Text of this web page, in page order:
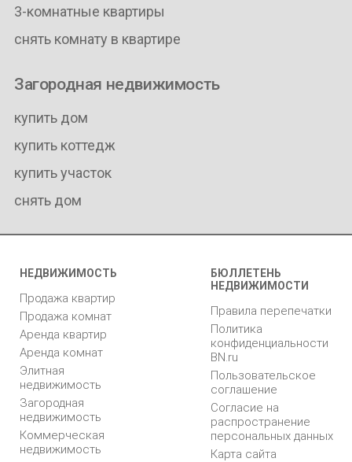
3-комнатные квартиры
снять комнату в квартире
Загородная недвижимость
купить дом
купить коттедж
купить участок
снять дом
НЕДВИЖИМОСТЬ
Продажа квартир
Продажа комнат
Аренда квартир
Аренда комнат
Элитная
недвижимость
Загородная
недвижимость
Коммерческая
недвижимость
БЮЛЛЕТЕНЬ
НЕДВИЖИМОСТИ
Правила перепечатки
Политика
конфиденциальности
BN.ru
Пользовательское
соглашение
Согласие на
распространение
персональных данных
Карта сайта